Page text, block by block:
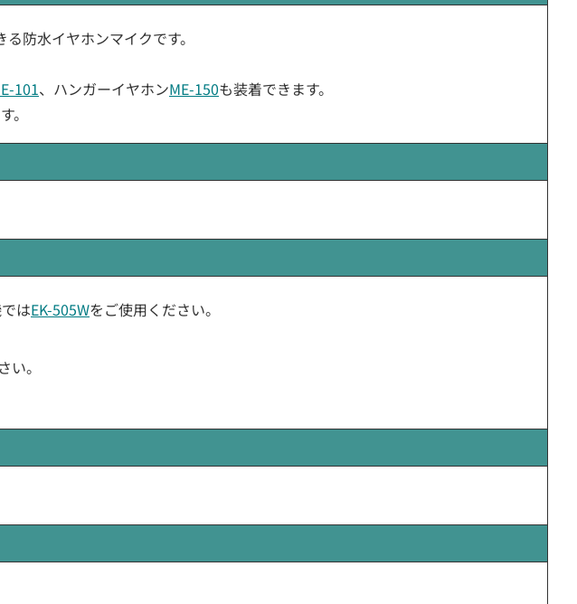
防水イヤホンマイクです。
101、ハンガーイヤホンME-150も装着できます。
。
はEK-505Wをご使用ください。
い。